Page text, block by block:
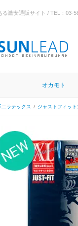
る激安通販サイト / TEL：03-
オカモト
二ラテックス / ジャストフィッ